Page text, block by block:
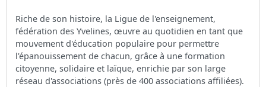
Riche de son histoire, la Ligue de l'enseignement,
fédération des Yvelines, œuvre au quotidien en tant que
mouvement d'éducation populaire pour permettre
l'épanouissement de chacun, grâce à une formation
citoyenne, solidaire et laïque, enrichie par son large
réseau d'associations (près de 400 associations affiliées).